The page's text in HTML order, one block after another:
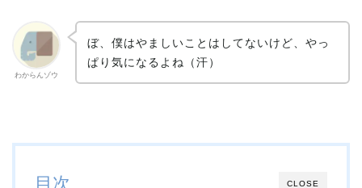
わからんゾウ
ぼ、僕はやましいことはしてないけど、やっ
ぱり気になるよね（汗）
CLOSE
目次